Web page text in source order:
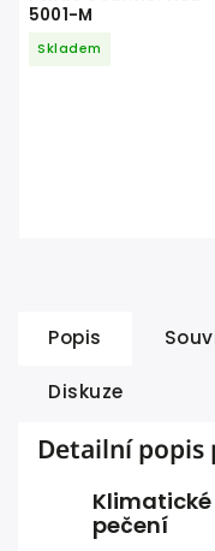
5001-M
Skladem
Popis
Diskuze
Detailní
Klimatické
pečení